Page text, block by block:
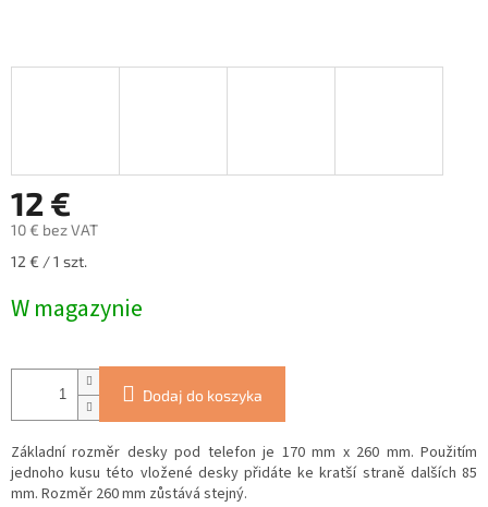
12 €
10 € bez VAT
Cena
12 € / 1 szt.
W magazynie
Dodaj do koszyka
Základní rozměr desky pod telefon je 170 mm x 260 mm. Použitím
jednoho kusu této vložené desky přidáte ke kratší straně dalších 85
mm. Rozměr 260 mm zůstává stejný.